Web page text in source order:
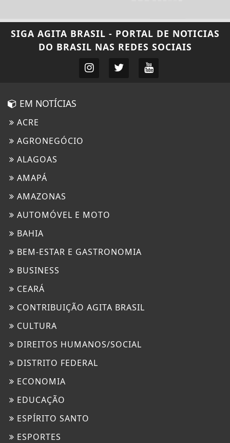
SIGA AGITA BRASIL - PORTAL DE NOTICIAS
DO BRASIL NAS REDES SOCIAIS
EM NOTÍCIAS
ACRE
AGRONEGÓCIO
ALAGOAS
AMAPÁ
AMAZONAS
AUTOMÓVEL E MOTO
BAHIA
BEM-ESTAR E GASTRONOMIA
BUSINESS
CEARÁ
CONTRIBUIÇÃO AGITA BRASIL
CULTURA
DIREITOS HUMANOS/SOCIAL
DISTRITO FEDERAL
ECONOMIA
EDUCAÇÃO
ESPÍRITO SANTO
ESPORTES